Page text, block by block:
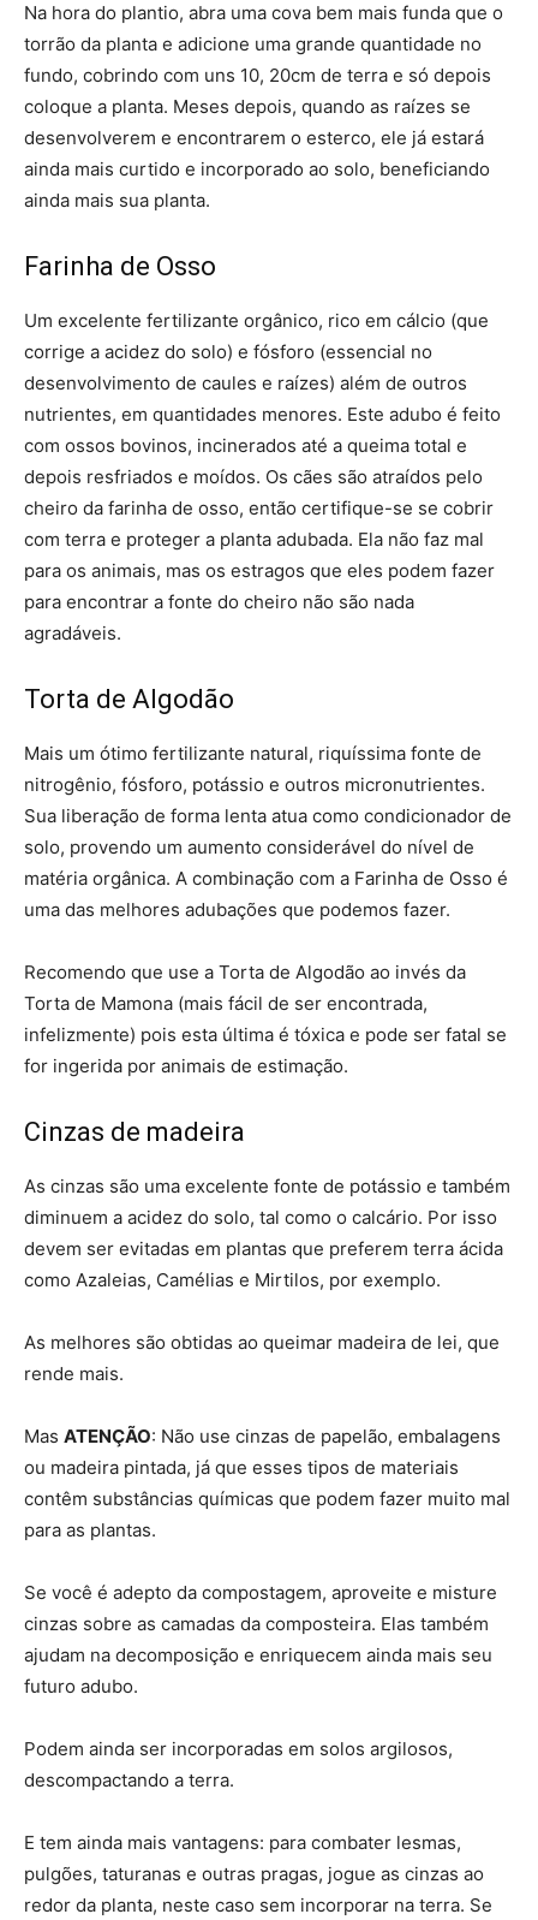
Na hora do plantio, abra uma cova bem mais funda que o
torrão da planta e adicione uma grande quantidade no
fundo, cobrindo com uns 10, 20cm de terra e só depois
coloque a planta. Meses depois, quando as raízes se
desenvolverem e encontrarem o esterco, ele já estará
ainda mais curtido e incorporado ao solo, beneficiando
ainda mais sua planta.
Farinha de Osso
Um excelente fertilizante orgânico, rico em cálcio (que
corrige a acidez do solo) e fósforo (essencial no
desenvolvimento de caules e raízes) além de outros
nutrientes, em quantidades menores. Este adubo é feito
com ossos bovinos, incinerados até a queima total e
depois resfriados e moídos. Os cães são atraídos pelo
cheiro da farinha de osso, então certifique-se se cobrir
com terra e proteger a planta adubada. Ela não faz mal
para os animais, mas os estragos que eles podem fazer
para encontrar a fonte do cheiro não são nada
agradáveis.
Torta de Algodão
Mais um ótimo fertilizante natural, riquíssima fonte de
nitrogênio, fósforo, potássio e outros micronutrientes.
Sua liberação de forma lenta atua como condicionador de
solo, provendo um aumento considerável do nível de
matéria orgânica. A combinação com a Farinha de Osso é
uma das melhores adubações que podemos fazer.
Recomendo que use a Torta de Algodão ao invés da
Torta de Mamona (mais fácil de ser encontrada,
infelizmente) pois esta última é tóxica e pode ser fatal se
for ingerida por animais de estimação.
Cinzas de madeira
As cinzas são uma excelente fonte de potássio e também
diminuem a acidez do solo, tal como o calcário. Por isso
devem ser evitadas em plantas que preferem terra ácida
como Azaleias, Camélias e Mirtilos, por exemplo.
As melhores são obtidas ao queimar madeira de lei, que
rende mais.
Mas ATENÇÃO: Não use cinzas de papelão, embalagens
ou madeira pintada, já que esses tipos de materiais
contêm substâncias químicas que podem fazer muito mal
para as plantas.
Se você é adepto da compostagem, aproveite e misture
cinzas sobre as camadas da composteira. Elas também
ajudam na decomposição e enriquecem ainda mais seu
futuro adubo.
Podem ainda ser incorporadas em solos argilosos,
descompactando a terra.
E tem ainda mais vantagens: para combater lesmas,
pulgões, taturanas e outras pragas, jogue as cinzas ao
redor da planta, neste caso sem incorporar na terra. Se